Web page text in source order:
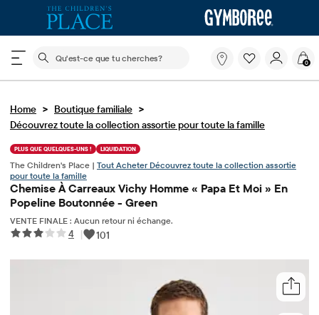
Le champ de recherche ci-dessous filtre les
Qu'est-
que
0
Home > Boutique familiale >
Découvrez toute la collection assortie pour toute la famille
PLUS QUE QUELQUES-UNS ! LIQUIDATION
The Children's Place | Tout Acheter Découvrez toute la collection assortie
pour toute la famille
Chemise À Carreaux Vichy Homme « Papa Et Moi » En
Popeline Boutonnée - Green
VENTE FINALE : Aucun retour ni échange.
4 | 101